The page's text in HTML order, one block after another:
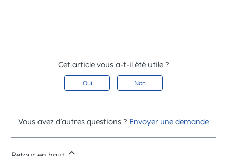
Cet article vous a-t-il été utile ?
Oui Non
Vous avez d’autres questions ? Envoyer une demande